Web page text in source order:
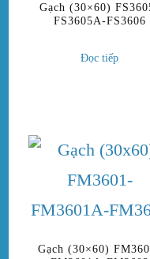
Gạch (30×60)
FS3605A-FS3606
Đọc tiếp
Gạch (30×60)